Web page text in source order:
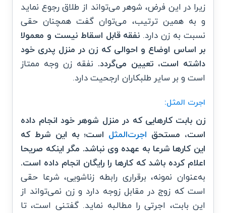
زیرا در این فرض، شوهر می‌تواند از طلاق رجوع نماید
و به همین ترتیب، می‌توان گفت همچنان حقی
نسبت به زن دارد. نفقه قابل اسقاط نیست و معمولا
بر اساس اوضاع و احوالی که زن در منزل پدری خود
داشته است، تعیین می‌گردد. نفقه زن وجه ممتاز
است و بر سایر طلبکاران ارجحیت دارد.
اجرت المثل:
زن بابت کارهایی که در منزل شوهر خود انجام داده
است، مستحق اجرت‌المثل است؛ به این شرط که
این کارها شرعا به عهده وی نباشد. مگر اینکه صریحا
اعلام کرده باشد که کارها را رایگان انجام داده است.
به‌عنوان نمونه، برقراری رابطه زناشویی، شرعا حقی
است که زوج در مقابل زوجه دارد و زن نمی‌تواند از
این بابت، اجرتی را مطالبه نماید. گفتنی است، تا